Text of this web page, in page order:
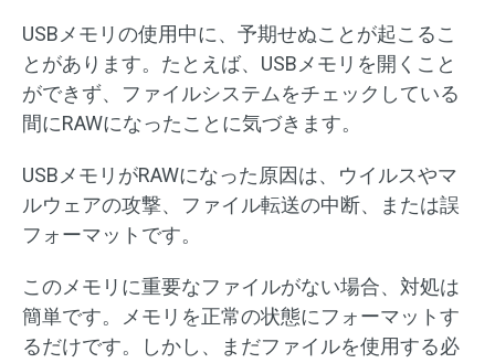
USBメモリの使用中に、予期せぬことが起こるこ
とがあります。たとえば、USBメモリを開くこと
ができず、ファイルシステムをチェックしている
間にRAWになったことに気づきます。
USBメモリがRAWになった原因は、ウイルスやマ
ルウェアの攻撃、ファイル転送の中断、または誤
フォーマットです。
このメモリに重要なファイルがない場合、対処は
簡単です。メモリを正常の状態にフォーマットす
るだけです。しかし、まだファイルを使用する必